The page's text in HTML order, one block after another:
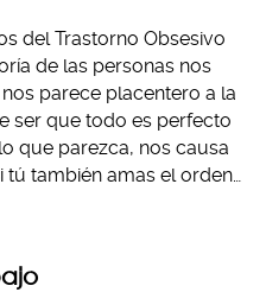
del Trastorno Obsesivo
de las personas nos
parece placentero a la
ser que todo es perfecto
que parezca, nos causa
también amas el orden…